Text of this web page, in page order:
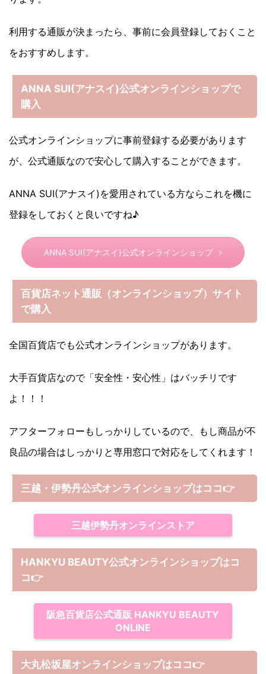
利用する通販が決まったら、事前に会員登録しておくこと
をおすすめします。
ANNA SUI(アナスイ)公式オンラインショップで
購入
公式オンラインショップに事前登録する必要があります
が、公式通販なので安心して購入することができます。
ANNA SUI(アナスイ)を愛用されている方ならこれを機に
登録をしておくと良いですね♪
ANNA SUI(アナスイ)公式オンラインショップ
百貨店ネット通販（オンラインショップ）サイト
で購入
全国百貨店でも公式オンラインショップがあります。
大手百貨店なので「安全性・安心性」はバッチリです
よ！！！
アフターフォローもしっかりしているので、もし商品が不
良品の場合はしっかりと専用窓口で対応をしてくれます！
三越・伊勢丹公式オンラインショップはココ👉
三越伊勢丹オンラインストア
HANKYU BEAUTY公式オンラインショップはコ
コ👉
阪急百貨店公式通販 HANKYU BEAUTY
ONLINE
大丸松坂屋オンラインショップはココ👉